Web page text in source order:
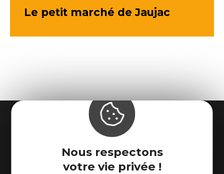
Nous respectons
votre vie privée !
Le petit marché de Jaujac